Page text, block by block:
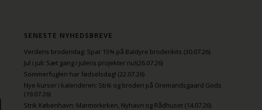
SENESTE NYHEDSBREVE
Verdens broderidag: Spar 15% på Baldyre broderikits (30.07.26)
Jul i juli: Sæt gang i julens projekter nu!(26.07.26)
Sommerfuglen har fødselsdag! (22.07.26)
Nye kurser i kalenderen: Strik og broderi på Oremandsgaard Gods
(19.07.26)
Strik København: Marmorkirken, Nyhavn og Rådhuset (14.07.26)